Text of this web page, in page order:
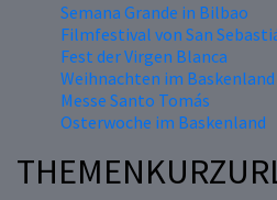
Semana Grande in Bilbao
Filmfestival von San
Fest der Virgen Blanca
Weihnachten im Baskenland
Messe Santo Tomás
Osterwoche im Baskenland